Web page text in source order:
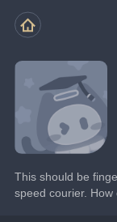
This should be
speed courier. How